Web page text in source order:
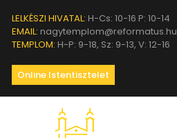
LELKÉSZI HIVATAL: H-Cs: 10-16 P: 10-14
EMAIL: nagytemplom@reformatus.hu
TEMPLOM: H-P: 9-18, Sz: 9-13, V: 12-16
Online Istentisztelet